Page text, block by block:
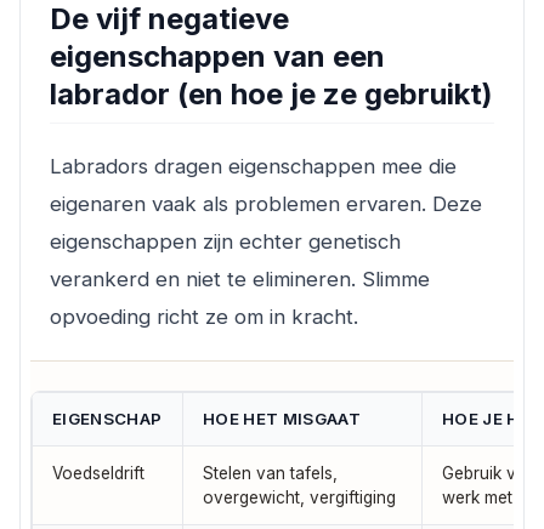
De vijf negatieve
eigenschappen van een
labrador (en hoe je ze gebruikt)
Labradors dragen eigenschappen mee die
eigenaren vaak als problemen ervaren. Deze
eigenschappen zijn echter genetisch
verankerd en niet te elimineren. Slimme
opvoeding richt ze om in kracht.
EIGENSCHAP HOE HET MISGAAT HOE JE
Voedseldrift
Stelen van tafels,
overgewicht, vergiftiging
Gebruik
werk met